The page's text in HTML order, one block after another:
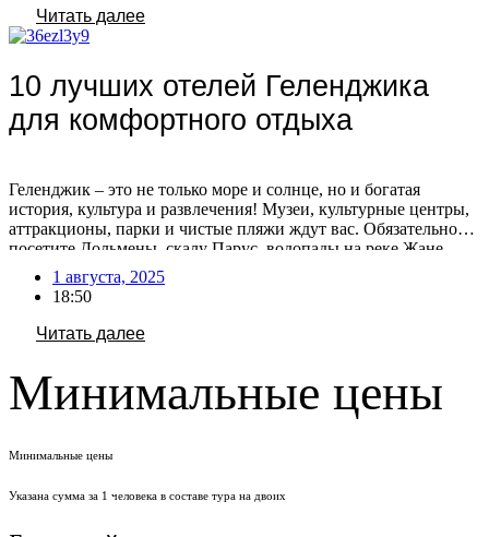
Читать далее
10 лучших отелей Геленджика
для комфортного отдыха
Геленджик – это не только море и солнце, но и богатая
история, культура и развлечения! Музеи, культурные центры,
аттракционы, парки и чистые пляжи ждут вас. Обязательно
посетите Дольмены, скалу Парус, водопады на реке Жане,
прокатитесь на канатной дороге, побывайте в Сафари-парке и
океанариуме. Кстати, за последние дни в Геленджике сильно
вырос турпоток после открытия аэропорта. […]
1 августа, 2025
18:50
Читать далее
Минимальные цены
Минимальные цены
Указана сумма за 1 человека в составе тура на двоих